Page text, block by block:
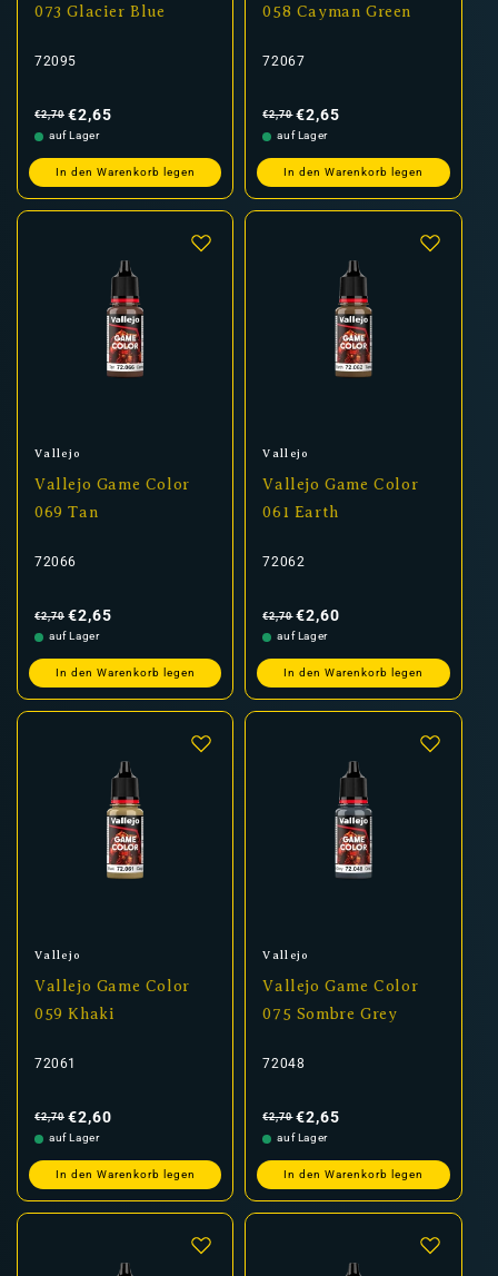
073 Glacier Blue
72095
Preis
€2,70 €2,65
auf Lager
In den Warenkorb legen
058 Cayman Green
72067
Preis
€2,70 €2,65
auf Lager
In den Warenkorb legen
Anbieter:
Vallejo
Vallejo Game Color
069 Tan
72066
Preis
€2,70 €2,65
auf Lager
In den Warenkorb legen
Anbieter:
Vallejo
Vallejo Game Color
061 Earth
72062
Preis
€2,70 €2,60
auf Lager
In den Warenkorb legen
Anbieter:
Vallejo
Vallejo Game Color
059 Khaki
72061
Preis
€2,70 €2,60
auf Lager
In den Warenkorb legen
Anbieter:
Vallejo
Vallejo Game Color
075 Sombre Grey
72048
Preis
€2,70 €2,65
auf Lager
In den Warenkorb legen